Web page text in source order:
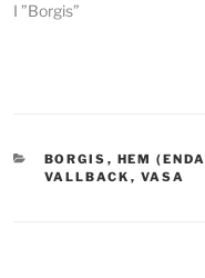
I ”Borgis”
KATEGORIER
BORGIS , HEM
VALLBACK , VASA